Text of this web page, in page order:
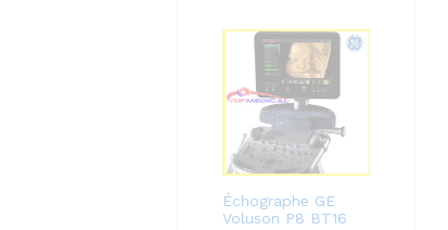
Échographe GE
Voluson P8 BT16